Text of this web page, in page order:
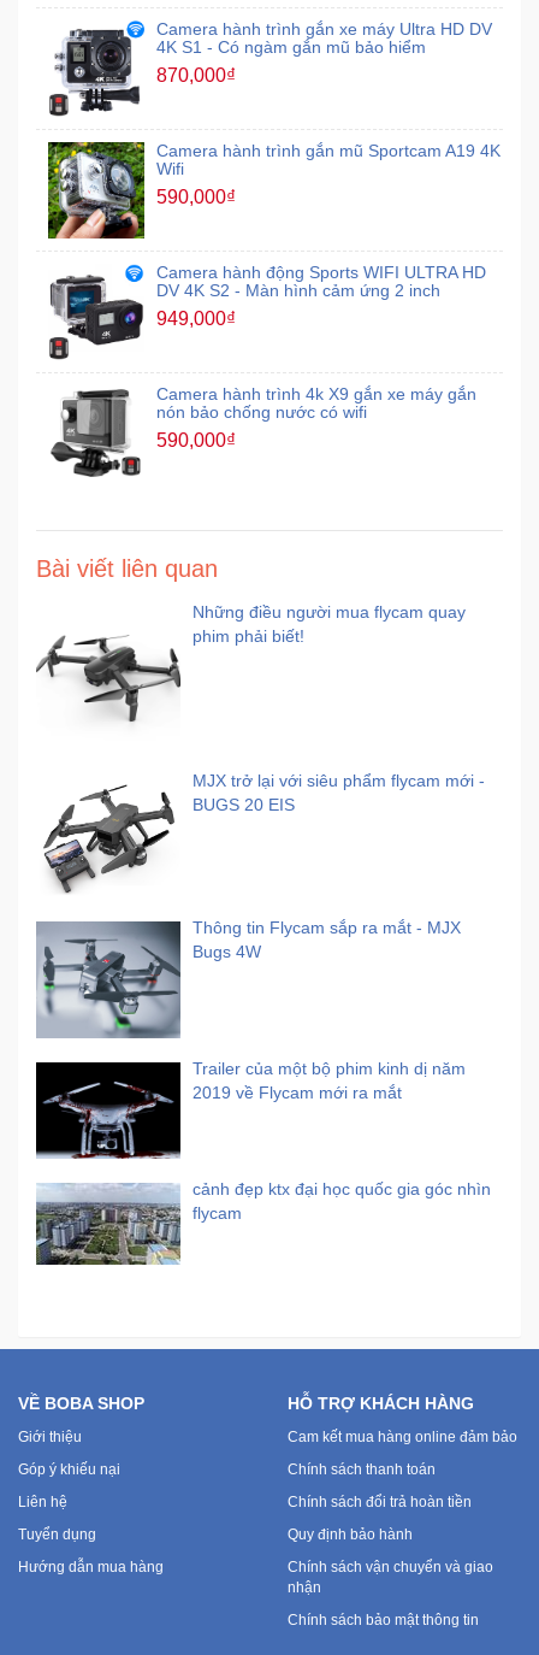
Camera hành trình gắn xe máy Ultra HD DV
4K S1 - Có ngàm gắn mũ bảo hiểm
870,000₫
Camera hành trình gắn mũ Sportcam A19 4K
Wifi
590,000₫
Camera hành động Sports WIFI ULTRA HD
DV 4K S2 - Màn hình cảm ứng 2 inch
949,000₫
Camera hành trình 4k X9 gắn xe máy gắn
nón bảo chống nước có wifi
590,000₫
Bài viết liên quan
Những điều người mua flycam quay
phim phải biết!
MJX trở lại với siêu phẩm flycam mới -
BUGS 20 EIS
Thông tin Flycam sắp ra mắt - MJX
Bugs 4W
Trailer của một bộ phim kinh dị năm
2019 về Flycam mới ra mắt
cảnh đẹp ktx đại học quốc gia góc nhìn
flycam
VỀ BOBA SHOP
Giới thiệu
Góp ý khiếu nại
Liên hệ
Tuyển dụng
Hướng dẫn mua hàng
HỖ TRỢ KHÁCH HÀNG
Cam kết mua hàng online đảm bảo
Chính sách thanh toán
Chính sách đổi trả hoàn tiền
Quy định bảo hành
Chính sách vận chuyển và giao
nhận
Chính sách bảo mật thông tin